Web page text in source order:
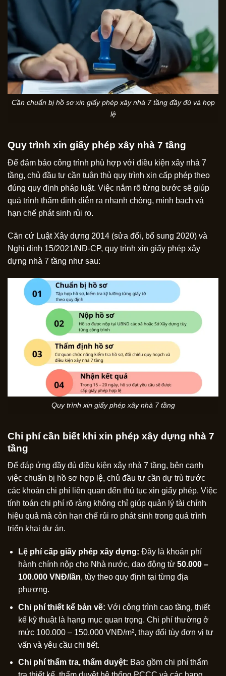
Cần chuẩn bị hồ sơ xin giấy phép xây nhà 7 tầng đầy đủ và hợp
lệ
Quy trình xin giấy phép xây nhà 7 tầng
Để đảm bảo công trình phù hợp với điều kiện xây nhà 7
tầng, chủ đầu tư cần tuân thủ quy trình xin cấp phép theo
đúng quy định pháp luật. Việc nắm rõ từng bước sẽ giúp
quá trình thẩm định diễn ra nhanh chóng, minh bạch và
hạn chế phát sinh rủi ro.
Căn cứ Luật Xây dựng 2014 (sửa đổi, bổ sung 2020) và
Nghị định 15/2021/NĐ-CP, quy trình xin giấy phép xây
dựng nhà 7 tầng như sau:
Quy trình xin giấy phép xây nhà 7 tầng
Chi phí cần biết khi xin phép xây dựng nhà 7
tầng
Để đáp ứng đầy đủ điều kiện xây nhà 7 tầng, bên cạnh
việc chuẩn bị hồ sơ hợp lệ, chủ đầu tư cần dự trù trước
các khoản chi phí liên quan đến thủ tục xin giấy phép. Việc
tính toán chi phí rõ ràng không chỉ giúp quản lý tài chính
hiệu quả mà còn hạn chế rủi ro phát sinh trong quá trình
triển khai dự án.
Lệ phí cấp giấy phép xây dựng: Đây là khoản phí
hành chính nộp cho Nhà nước, dao động từ 50.000 –
100.000 VNĐ/lần, tùy theo quy định tại từng địa
phương.
Chi phí thiết kế bản vẽ: Với công trình cao tầng, thiết
kế kỹ thuật là hạng mục quan trọng. Chi phí thường ở
mức 100.000 – 150.000 VNĐ/m², thay đổi tùy đơn vị tư
vấn và yêu cầu chi tiết.
Chi phí thẩm tra, thẩm duyệt: Bao gồm chi phí thẩm